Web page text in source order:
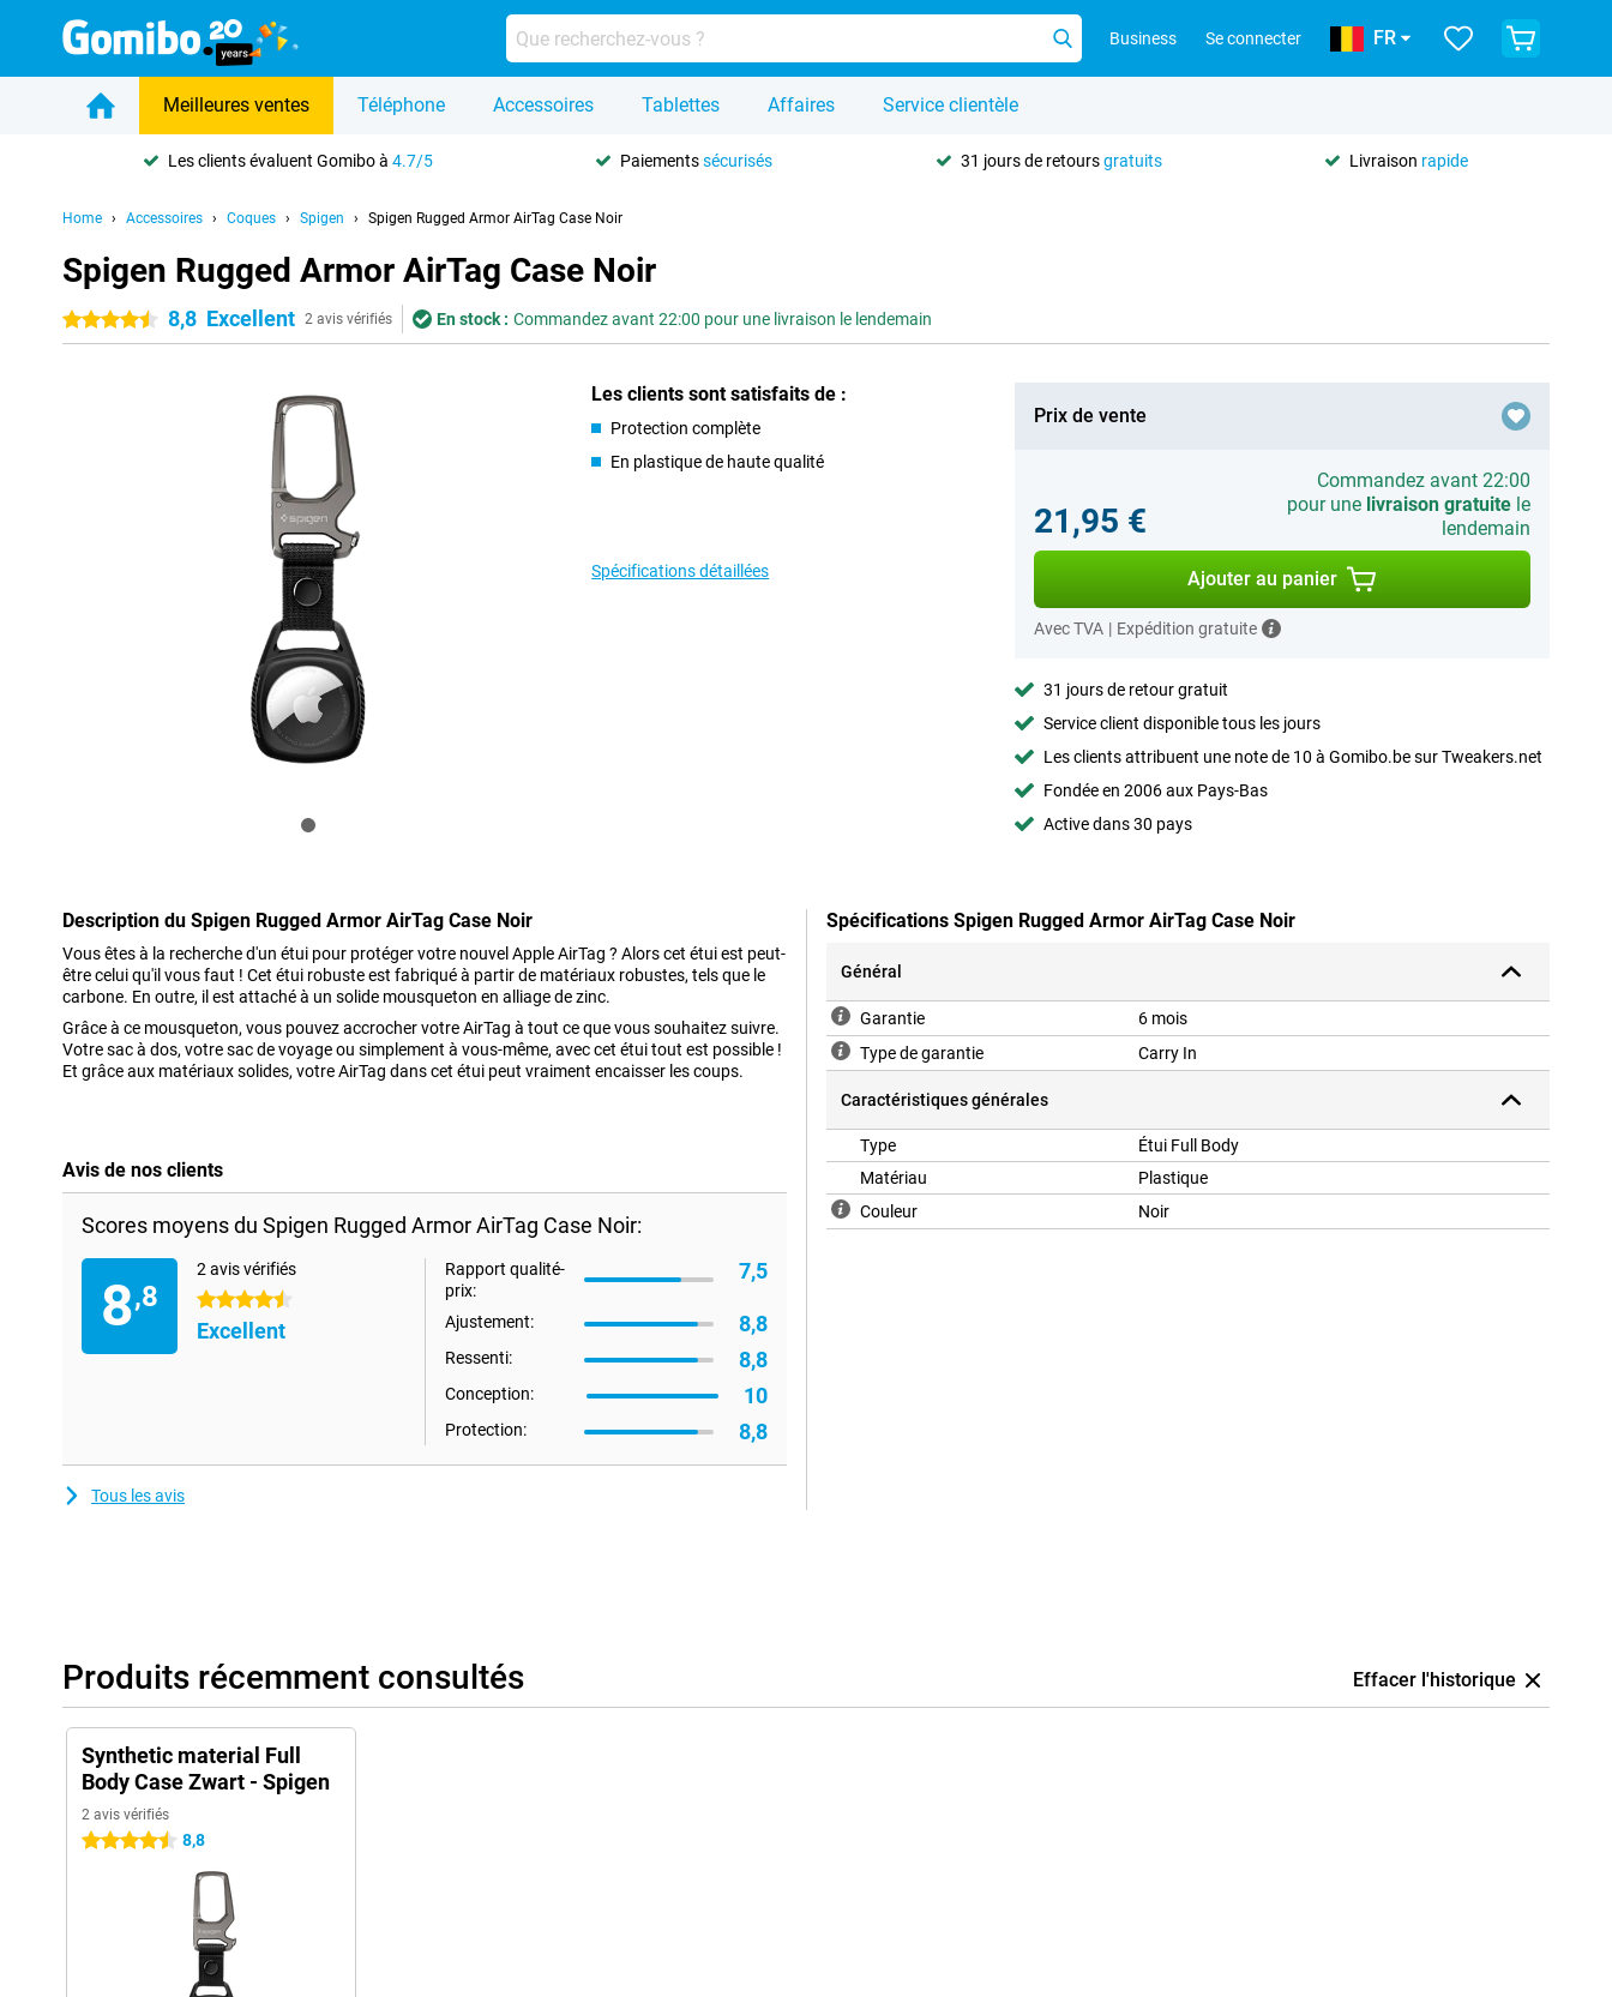
Business Se connecter FR
Meilleures ventes Téléphone Accessoires Tablettes Affaires Service clientèle
Les clients évaluent Gomibo à4.7/5 Paiementssécurisés 31 jours de retoursgratuits Livraison rapide
Home Accessoires Coques Spigen Spigen Rugged Armor AirTag Case Noir
Spigen Rugged Armor AirTag Case Noir
4.5 étoiles
8,8 Excellent 2 avis vérifiés En stock : Commandez avant 22:00 pour une livraison le lendemain
Les clients sont satisfaits de :
Protection complète
En plastique de haute qualité
Spécifications détaillées
Prix de vente
21,95 €
Commandez avant 22:00
pour une livraison gratuitele
lendemain
Ajouter au panier
Avec TVA | Expédition gratuite
31 jours de retour gratuit
Service client disponible tous les jours
Les clients attribuent une note de 10 à Gomibo.be sur Tweakers.net
Fondée en 2006 aux Pays-Bas
Active dans 30 pays
Description du Spigen Rugged Armor AirTag Case Noir
Vous êtes à la recherche d'un étui pour protéger votre nouvel Apple AirTag ? Alors cet étui est peut-
être celui qu'il vous faut ! Cet étui robuste est fabriqué à partir de matériaux robustes, tels que le
carbone. En outre, il est attaché à un solide mousqueton en alliage de zinc.
Grâce à ce mousqueton, vous pouvez accrocher votre AirTag à tout ce que vous souhaitez suivre.
Votre sac à dos, votre sac de voyage ou simplement à vous-même, avec cet étui tout est possible !
Et grâce aux matériaux solides, votre AirTag dans cet étui peut vraiment encaisser les coups.
Avis de nos clients
Scores moyens du Spigen Rugged Armor AirTag Case Noir:
8,8
2 avis vérifiés
4.5 étoiles
Excellent
Rapport qualité-
prix:
7,5
Ajustement: 8,8
Ressenti: 8,8
Conception: 10
Protection: 8,8
Tous les avis
Spécifications Spigen Rugged Armor AirTag Case Noir
Général
Garantie
6 mois
Type de garantie
Carry In
Caractéristiques générales
Type
Étui Full Body
Matériau
Plastique
Couleur
Noir
Produits récemment consultés Effacer l'historique
Synthetic material Full
Body Case Zwart - Spigen
2 avis vérifiés
4.5 étoiles 8,8